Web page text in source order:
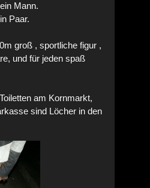
Mann.
Paar.
groß , sportliche figur ,
und für jeden spaß
am Kornmarkt,
sind Löcher in den